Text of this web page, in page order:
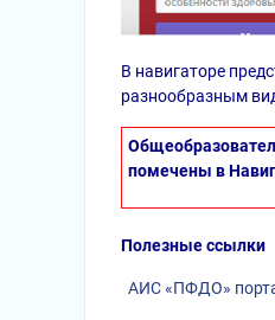
В навигаторе
разнообразным
помечены в
Полезные ссылки
АИС «ПФДО»